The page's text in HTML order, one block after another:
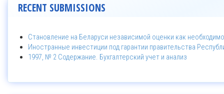
RECENT SUBMISSIONS
Становление на Беларуси независимой оценки как
Иностранные инвестиции под гарантии правительства
1997, № 2 Содержание. Бухгалтерский учет и анализ